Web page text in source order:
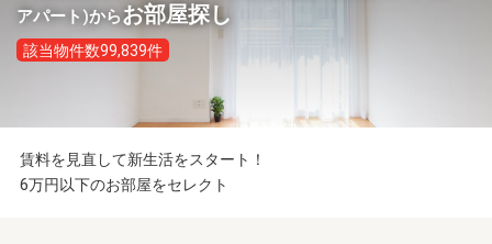
アパート)からお部屋探し
該当物件数99,839件
賃料を見直して新生活をスタート！
6万円以下のお部屋をセレクト